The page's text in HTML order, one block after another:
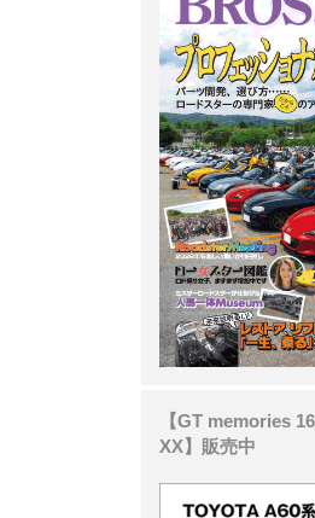
【GT memories
XX】販売中